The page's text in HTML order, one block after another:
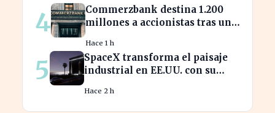
4
Commerzbank destina 1.200
millones a accionistas tras un
Hace 1 h
5
SpaceX transforma el paisaje
industrial en EE.UU. con su
zonas
Hace 2 h